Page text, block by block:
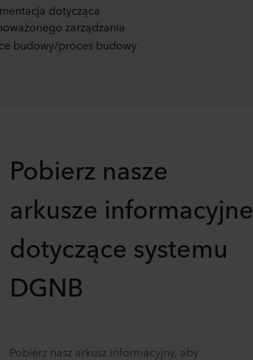
dotycząca
zarządzania
budowy/proces budowy
Pobierz nasze
arkusze informacyjne
dotyczące systemu
DGNB
Pobierz nasz arkusz informacyjny, aby